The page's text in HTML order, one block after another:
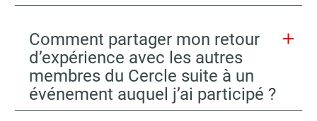
Comment partager mon retour
d’expérience avec les autres
membres du Cercle suite à un
événement auquel j’ai participé ?